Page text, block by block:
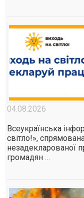
04.08.2026
Всеукраїнська
світло!»,
незадекларованої
громадян …